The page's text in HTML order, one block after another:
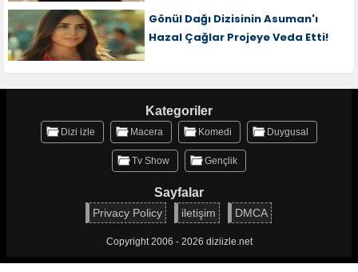
Gönül Dağı Dizisinin Asuman'ı
Hazal Çağlar Projeye Veda Etti!
Kategoriler
Dizi izle Macera Komedi Duygusal
Tv Show Gençlik
Sayfalar
Privacy Policy iletişim DMCA
Copyright 2006 - 2026 diziizle.net